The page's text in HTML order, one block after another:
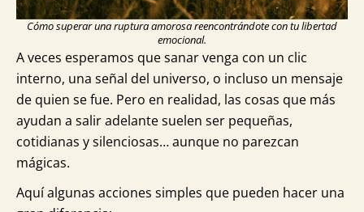
Cómo superar una ruptura amorosa reencontrándote con tu libertad
emocional.
A veces esperamos que sanar venga con un clic
interno, una señal del universo, o incluso un mensaje
de quien se fue. Pero en realidad, las cosas que más
ayudan a salir adelante suelen ser pequeñas,
cotidianas y silenciosas… aunque no parezcan
mágicas.
Aquí algunas acciones simples que pueden hacer una